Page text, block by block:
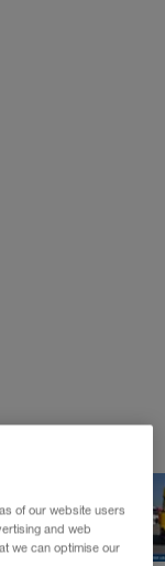
of our website users
and web
we can optimise our